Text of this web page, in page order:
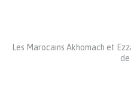
Les Marocains Akhomach et